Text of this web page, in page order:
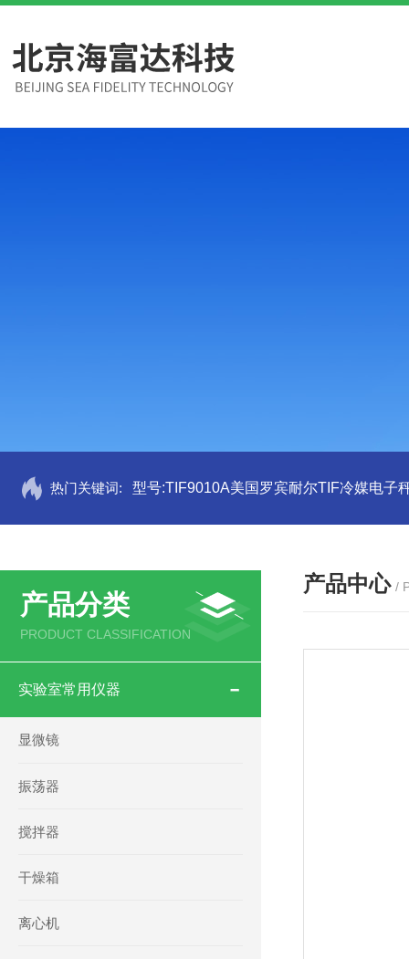
热门关键词: 型号:TIF9010A美国罗宾耐尔TIF冷媒电子
产品分类
PRODUCT CLASSIFICATION
实验室常用仪器
显微镜
振荡器
搅拌器
干燥箱
离心机
产品中心 /